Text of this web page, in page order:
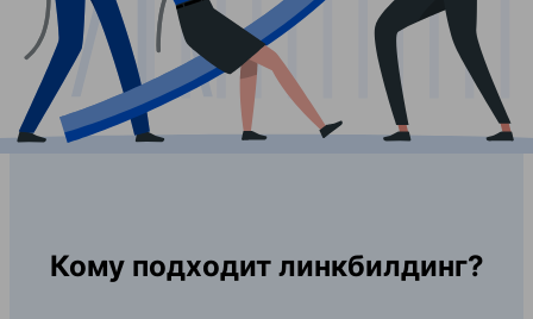
Кому подходит линкбилдинг?